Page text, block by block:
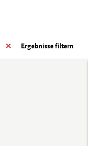
Ergebnisse filtern